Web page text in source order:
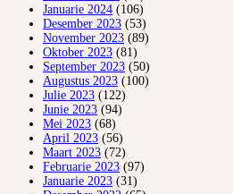
Januarie 2024 (106)
Desember 2023 (53)
November 2023 (89)
Oktober 2023 (81)
September 2023 (50)
Augustus 2023 (100)
Julie 2023 (122)
Junie 2023 (94)
Mei 2023 (68)
April 2023 (56)
Maart 2023 (72)
Februarie 2023 (97)
Januarie 2023 (31)